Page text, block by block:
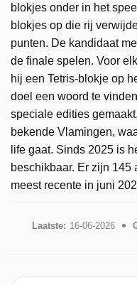
blokjes onder in het
blokjes op die rij
punten. De kandidaat
de finale spelen. Voor
hij een Tetris-blokje op
doel een woord te
speciale edities
bekende Vlamingen,
life gaat. Sinds 2025 is
beschikbaar. Er zijn
meest recente in juni
Laatste: 16-06-2026